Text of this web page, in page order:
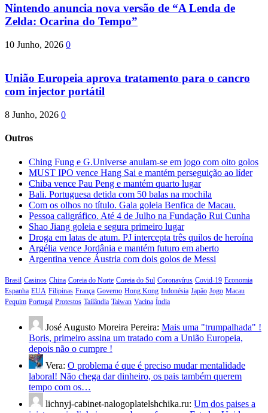
Nintendo anuncia nova versão de “A Lenda de
Zelda: Ocarina do Tempo”
10 Junho, 2026 0
União Europeia aprova tratamento para o cancro
com injector portátil
8 Junho, 2026 0
Outros
Ching Fung e G.Universe anulam-se em jogo com oito golos
MUST IPO vence Hang Sai e mantém perseguição ao líder
Chiba vence Pau Peng e mantém quarto lugar
Bali. Portuguesa detida com 50 balas na mochila
Com os olhos no título. Gala goleia Benfica de Macau.
Pessoa caligráfico. Até 4 de Julho na Fundação Rui Cunha
Shao Jiang goleia e segura primeiro lugar
Droga em latas de atum. PJ intercepta três quilos de heroína
Argélia vence Jordânia e mantém futuro em aberto
Argentina vence Áustria com dois golos de Messi
Brasil Casinos China Coreia do Norte Coreia do Sul Coronavírus Covid-19 Economia
Espanha EUA Filipinas França Governo Hong Kong Indonésia Japão Jogo Macau
Pequim Portugal Protestos Tailândia Taiwan Vacina Índia
José Augusto Moreira Pereira: Mais uma "trumpalhada" !
Boris, primeiro assina um tratado com a União Europeia,
depois não o cumpre !
Vera: O problema é que é preciso mudar mentalidade
laboral! Não chega dar dinheiro, os pais também querem
tempo com os…
lichnyj-cabinet-nalogoplatelshchika.ru: Um dos paises a